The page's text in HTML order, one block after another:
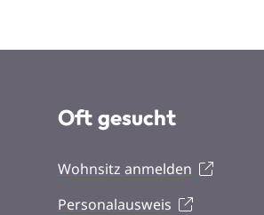
Oft gesucht
Wohnsitz anmelden
Personalausweis